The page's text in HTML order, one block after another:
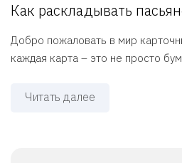
Как раскладывать
Добро пожаловать в мир
каждая карта – это не просто
Читать далее